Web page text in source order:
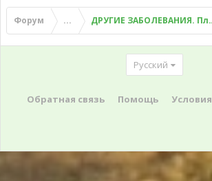
Форум ... ДРУГИЕ ЗАБОЛЕВАНИЯ.
Русский
Обратная связь Помощь